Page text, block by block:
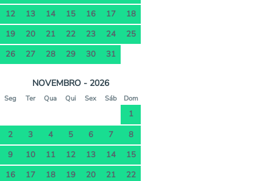
12
13 14 15 16 17
18
19
20 21 22 23 24
25
26
27 28 29 30 31
NOVEMBRO - 2026
Seg Ter Qua Qui Sex Sáb Dom
1
2
3 4 5 6 7
8
9
10 11 12 13 14
15
16
17 18 19 20 21
22